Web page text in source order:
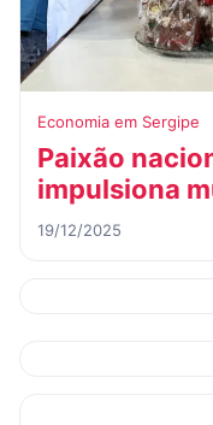
Economia em Sergipe
Paixão
impulsiona
19/12/2025